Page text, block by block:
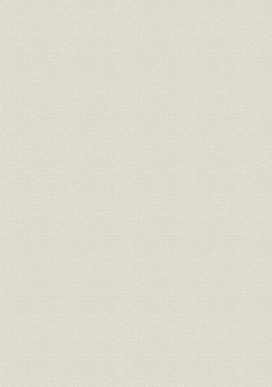
(三) 英米訪問実業団派遣の成果
英米訪問実業団意見書
(四) 万国工業会議と日本工業倶楽部
第六章 日本経済聯盟会の設立-総合的経済団体の誕生と国際提携
(一) 日本経済聯盟会発足の経緯
総合経済団体設立の要請
国際商業会議所への関心
日本経済聯盟会の創立
(二) 日本工業倶楽部との表裏一体運営
(三) 国際商業会議所への加入
(四) 日本経済聯盟会の発展と日本工業倶楽部
調査建議活動は漸次経済聯盟へ移管
各団体、伝統精神を護持
第七章 第一次世界大戦前後の労働事情と日本工業倶楽部-日本工業倶楽部
(一) 労働運動の進展と日本工業倶楽部の調査活動
労働問題の発生とその激化